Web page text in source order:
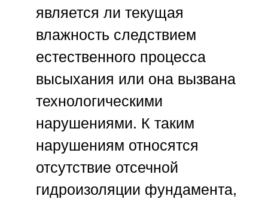
является ли текущая
влажность следствием
естественного процесса
высыхания или она вызвана
технологическими
нарушениями. К таким
нарушениям относятся
отсутствие отсечной
гидроизоляции фундамента,